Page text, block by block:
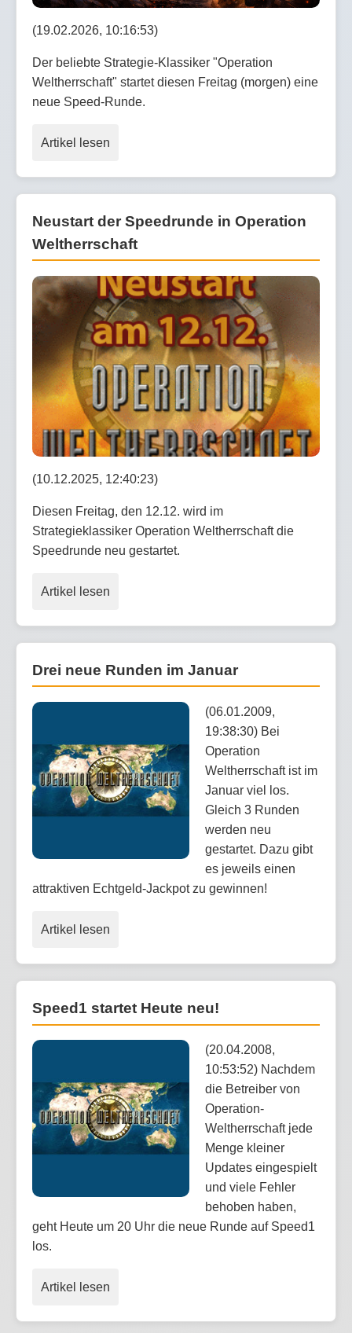
(19.02.2026, 10:16:53)
Der beliebte Strategie-Klassiker "Operation
Weltherrschaft" startet diesen Freitag (morgen) eine
neue Speed-Runde.
Artikel lesen
Neustart der Speedrunde in Operation
Weltherrschaft
(10.12.2025, 12:40:23)
Diesen Freitag, den 12.12. wird im
Strategieklassiker Operation Weltherrschaft die
Speedrunde neu gestartet.
Artikel lesen
Drei neue Runden im Januar
(06.01.2009,
19:38:30) Bei
Operation
Weltherrschaft ist im
Januar viel los.
Gleich 3 Runden
werden neu
gestartet. Dazu gibt
es jeweils einen
attraktiven Echtgeld-Jackpot zu gewinnen!
Artikel lesen
Speed1 startet Heute neu!
(20.04.2008,
10:53:52) Nachdem
die Betreiber von
Operation-
Weltherrschaft jede
Menge kleiner
Updates eingespielt
und viele Fehler
behoben haben,
geht Heute um 20 Uhr die neue Runde auf Speed1
los.
Artikel lesen